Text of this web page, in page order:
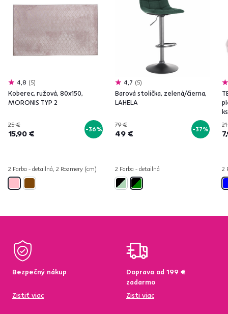
4,8 5
Koberec, ružová, 80x150,
MORONIS TYP 2
25 €
15,90 € -36%
2 Farba - detailná, 2 Rozmery (cm)
4,7 5
Barová stolička, zelená/čierna,
LAHELA
79 €
49 € -37%
2 Farba - detailná 2
Bezpečný nákup
Zistiť viac
Doprava od 199 €
zadarmo
Zisti viac